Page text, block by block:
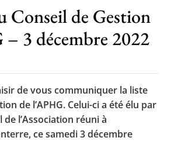
Les régionales
ateliers nationaux
de l’APHG
dans la presse
Conseil de Gestion
– 3 décembre 2022
de vous communiquer la liste
de l’APHG. Celui-ci a été élu par
l’Association réuni à
ce samedi 3 décembre